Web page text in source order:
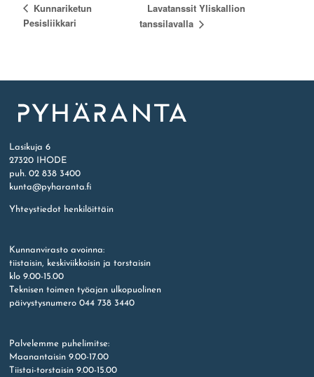
Kunnariketun
Pesisliikkari
Lavatanssit Yliskallion
tanssilavalla
Lasikuja 6
27320 IHODE
puh. 02 838 3400
kunta@pyharanta.fi
Yhteystiedot henkilöittäin
Kunnanvirasto avoinna:
tiistaisin, keskiviikkoisin ja torstaisin
klo 9.00-15.00
Teknisen toimen työajan ulkopuolinen
päivystysnumero 044 738 3440
Palvelemme puhelimitse:
Maanantaisin 9.00-17.00
Tiistai-torstaisin 9.00-15.00